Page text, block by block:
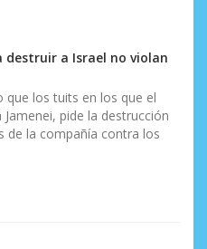
a Israel no violan
los tuits en los que el
pide la destrucción
de la compañía contra los